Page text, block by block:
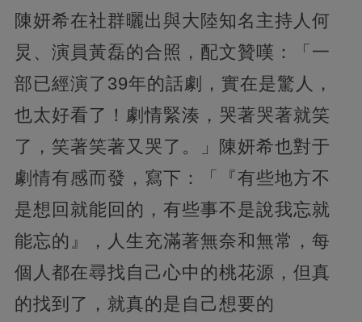
陳妍希在社群曬出與大陸知名主持人何
炅、演員黃磊的合照，配文贊嘆：「一
部已經演了39年的話劇，實在是驚人，
也太好看了！劇情緊湊，哭著哭著就笑
了，笑著笑著又哭了。」陳妍希也對于
劇情有感而發，寫下：「『有些地方不
是想回就能回的，有些事不是說我忘就
能忘的』，人生充滿著無奈和無常，每
個人都在尋找自己心中的桃花源，但真
的找到了，就真的是自己想要的